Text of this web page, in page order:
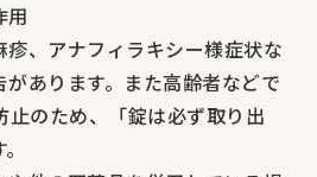
用
、アナフィラキシー様症状な
あります。また高齢者などで
止のため、「錠は必ず取り出